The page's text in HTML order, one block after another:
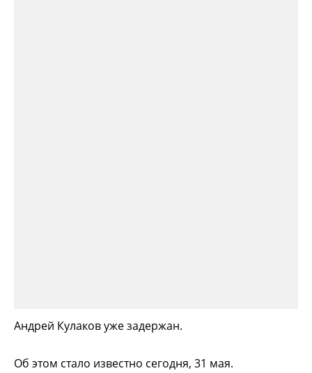
Андрей Кулаков уже задержан.
Об этом стало известно сегодня, 31 мая.